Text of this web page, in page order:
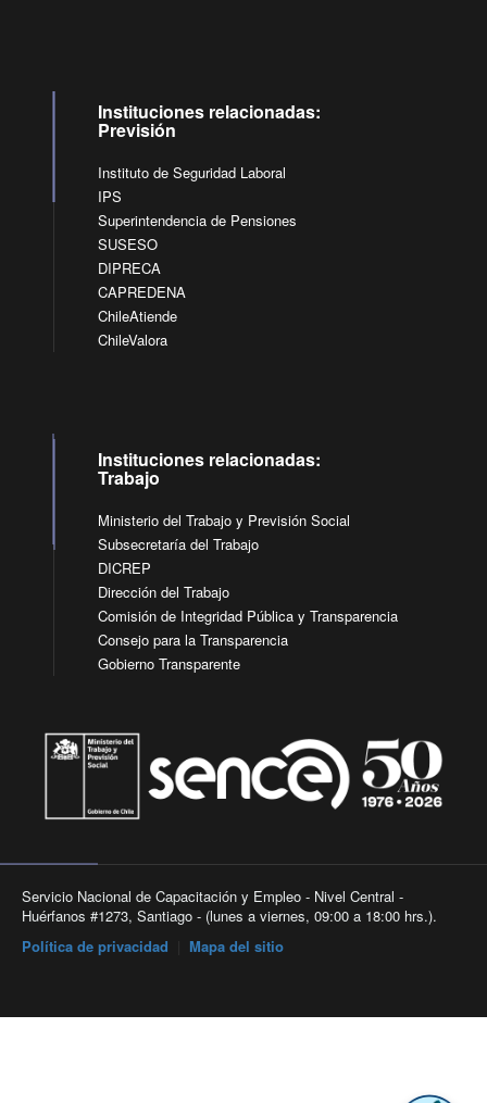
Instituciones relacionadas:
Previsión
Instituto de Seguridad Laboral
IPS
Superintendencia de Pensiones
SUSESO
DIPRECA
CAPREDENA
ChileAtiende
ChileValora
Instituciones relacionadas:
Trabajo
Ministerio del Trabajo y Previsión Social
Subsecretaría del Trabajo
DICREP
Dirección del Trabajo
Comisión de Integridad Pública y Transparencia
Consejo para la Transparencia
Gobierno Transparente
Servicio Nacional de Capacitación y Empleo - Nivel Central -
Huérfanos #1273, Santiago - (lunes a viernes, 09:00 a 18:00 hrs.).
Política de privacidad
Mapa del sitio